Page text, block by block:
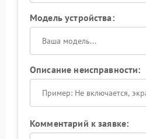
Модель устройства:
Описание неисправности:
Комментарий к заявке: